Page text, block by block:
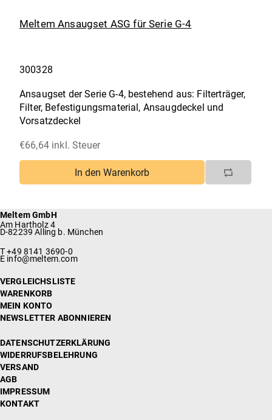
Meltem Ansaugset ASG für Serie G-4
300328
Ansaugset der Serie G-4, bestehend aus: Filterträger,
Filter, Befestigungsmaterial, Ansaugdeckel und
Vorsatzdeckel
€66,64 inkl. Steuer
In den Warenkorb
Meltem GmbH
Am Hartholz 4
D-82239 Alling b. München
T +49 8141 3690-0
E info@meltem.com
VERGLEICHSLISTE
WARENKORB
MEIN KONTO
NEWSLETTER ABONNIEREN
DATENSCHUTZERKLÄRUNG
WIDERRUFSBELEHRUNG
VERSAND
AGB
IMPRESSUM
KONTAKT